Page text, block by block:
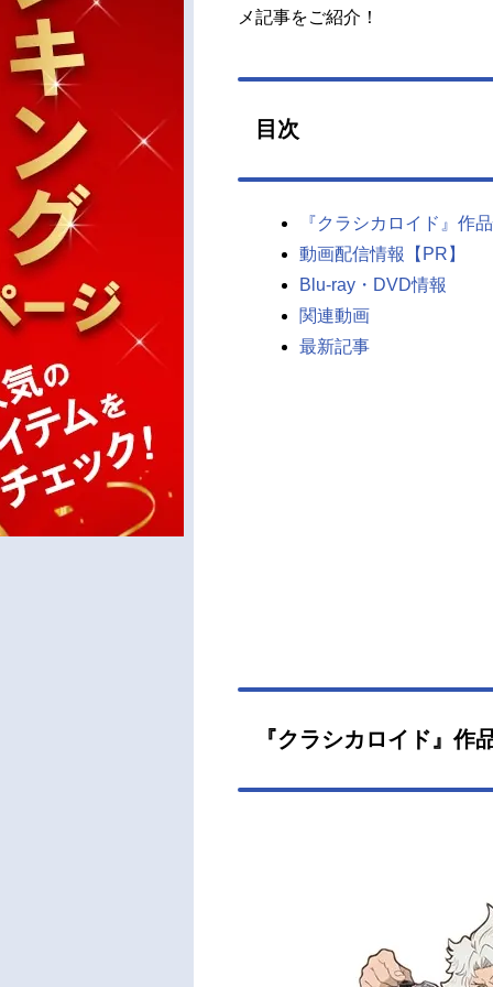
メ記事をご紹介！
目次
『クラシカロイド』作
動画配信情報【PR】
Blu-ray・DVD情報
関連動画
最新記事
『クラシカロイド』作